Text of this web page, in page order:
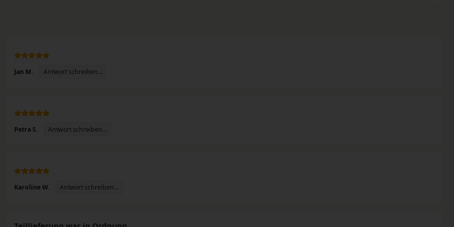
Jan M. Antwort schreiben...
Petra S. Antwort schreiben...
Karoline W. Antwort schreiben...